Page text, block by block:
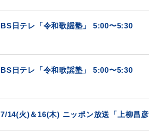
BS日テレ「令和歌謡塾」 5:00〜5:30
BS日テレ「令和歌謡塾」 5:00〜5:30
7/14(火)＆16(木) ニッポン放送「上柳昌